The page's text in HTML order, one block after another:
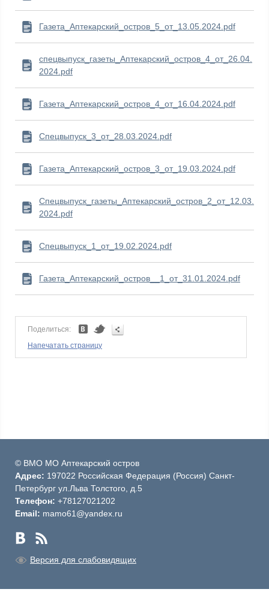
Газета_Аптекарский_остров_5_от_13.05.2024.pdf
спецвыпуск_газеты_Аптекарский_остров_4_от_26.04.
2024.pdf
Газета_Аптекарский_остров_4_от_16.04.2024.pdf
Спецвыпуск_3_от_28.03.2024.pdf
Газета_Аптекарский_остров_3_от_19.03.2024.pdf
Спецвыпуск_газеты_Аптекарский_остров_2_от_12.03.
2024.pdf
Спецвыпуск_1_от_19.02.2024.pdf
Газета_Аптекарский_остров__1_от_31.01.2024.pdf
Поделиться:
Напечатать страницу
© ВМО МО Аптекарский остров
Адрес: 197022 Российская Федерация (Россия) Санкт-
Петербург ул.Льва Толстого, д.5
Телефон: +78127021202
Email: mamo61@yandex.ru
Версия для слабовидящих